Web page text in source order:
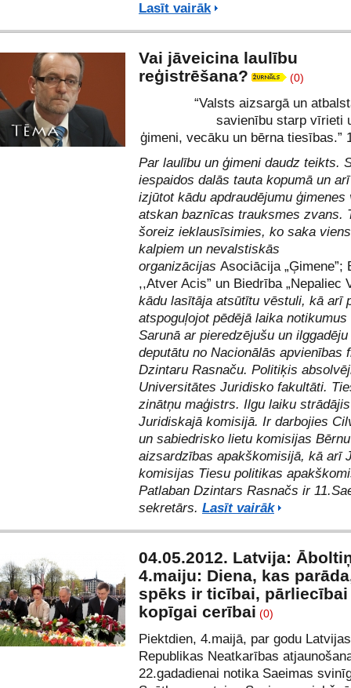
Lasīt vairāk
Vai jāveicina laulību
reģistrēšana?
(0)
“Valsts aizsargā un
savienību starp vīrieti
ģimeni, vecāku un bērna tiesības.”
Par laulību un ģimeni daudz teikts.
iespaidos dalās tauta kopumā un
izjūtot kādu apdraudējumu ģimenes
atskan baznīcas trauksmes zvans.
šoreiz ieklausīsimies, ko saka
kalpiem un nevalstiskās
organizācijas Asociācija „Ģimene”;
,,Atver Acis” un Biedrība „Nepaliec
kādu lasītāja atsūtītu vēstuli, kā arī
atspoguļojot pēdējā laika
Sarunā ar pieredzējušu un
deputātu no Nacionālās apvienības
Dzintaru Rasnaču. Politiķis
Universitātes Juridisko fakultāti.
zinātņu maģistrs. Ilgu laiku
Juridiskajā komisijā. Ir darbojies
un sabiedrisko lietu komisijas
aizsardzības apakškomisijā, kā arī
komisijas Tiesu politikas
Patlaban Dzintars Rasnačs ir
sekretārs. Lasīt vairāk
04.05.2012. Latvija:
4.maiju: Diena, kas
spēks ir ticībai, pārliecībai
kopīgai cerībai (0)
Piektdien, 4.maijā, par godu Latvijas
Republikas Neatkarības
22.gadadienai notika Saeimas